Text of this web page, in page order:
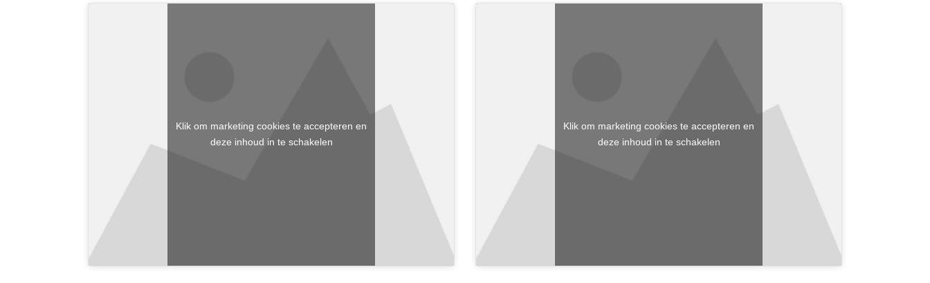
Klik om marketing cookies te accepteren en
deze inhoud in te schakelen
Klik om marketing cookies te accepteren en
deze inhoud in te schakelen